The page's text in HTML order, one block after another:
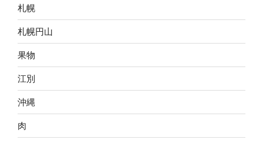
札幌
札幌円山
果物
江別
沖縄
肉